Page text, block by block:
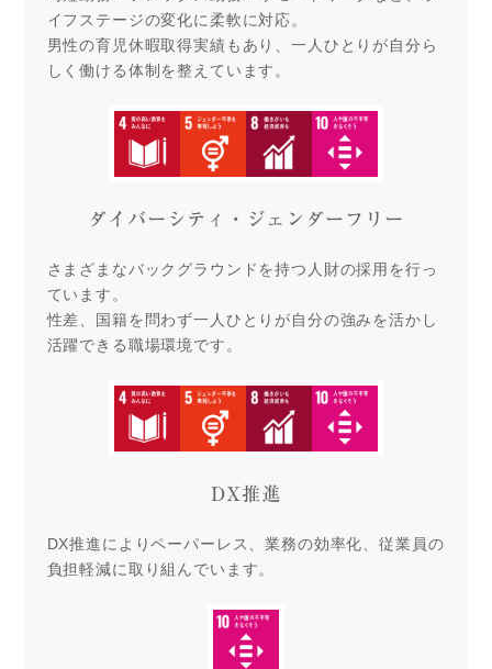
イフステージの変化に柔軟に対応。
男性の育児休暇取得実績もあり、一人ひとりが自分ら
しく働ける体制を整えています。
ダイバーシティ・ジェンダーフリー
さまざまなバックグラウンドを持つ人財の採用を行っ
ています。
性差、国籍を問わず一人ひとりが自分の強みを活かし
活躍できる職場環境です。
DX推進
DX推進によりペーパーレス、業務の効率化、従業員の
負担軽減に取り組んでいます。